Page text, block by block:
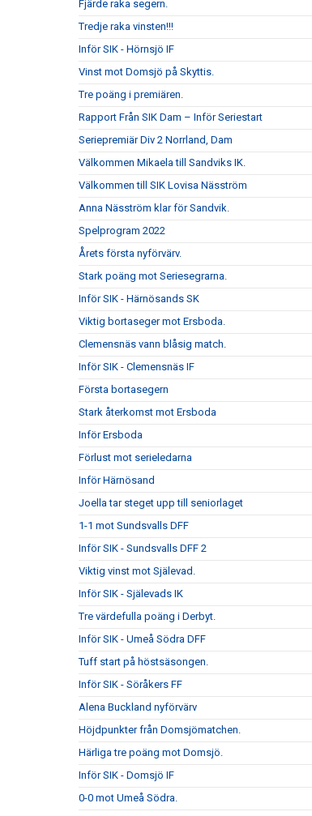
Fjärde raka segern.
Tredje raka vinsten!!!
Inför SIK - Hörnsjö IF
Vinst mot Domsjö på Skyttis.
Tre poäng i premiären.
Rapport Från SIK Dam – Inför Seriestart
Seriepremiär Div 2 Norrland, Dam
Välkommen Mikaela till Sandviks IK.
Välkommen till SIK Lovisa Näsström
Anna Näsström klar för Sandvik.
Spelprogram 2022
Årets första nyförvärv.
Stark poäng mot Seriesegrarna.
Inför SIK - Härnösands SK
Viktig bortaseger mot Ersboda.
Clemensnäs vann blåsig match.
Inför SIK - Clemensnäs IF
Första bortasegern
Stark återkomst mot Ersboda
Inför Ersboda
Förlust mot serieledarna
Inför Härnösand
Joella tar steget upp till seniorlaget
1-1 mot Sundsvalls DFF
Inför SIK - Sundsvalls DFF 2
Viktig vinst mot Själevad.
Inför SIK - Själevads IK
Tre värdefulla poäng i Derbyt.
Inför SIK - Umeå Södra DFF
Tuff start på höstsäsongen.
Inför SIK - Söråkers FF
Alena Buckland nyförvärv
Höjdpunkter från Domsjömatchen.
Härliga tre poäng mot Domsjö.
Inför SIK - Domsjö IF
0-0 mot Umeå Södra.